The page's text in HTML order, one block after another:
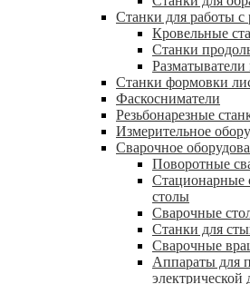
Станки для работы с
Кровельные
Станки
Разматыватели
Станки формовки
Фаскосниматели
Резьбонарезные
Измерительное
Сварочное
Поворотные
Стационарные
столы
Сварочные
Станки для
Сварочные
Аппараты для
электрической